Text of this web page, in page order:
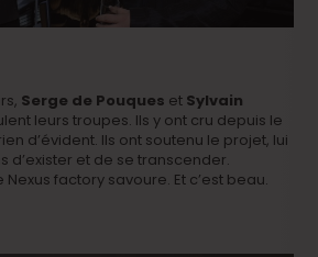
Serge de Pouques et Sylvain
leurs troupes. Ils y ont cru depuis le
d’évident. Ils ont soutenu le projet, lui
d’exister et de se transcender.
Nexus factory savoure. Et c’est beau.